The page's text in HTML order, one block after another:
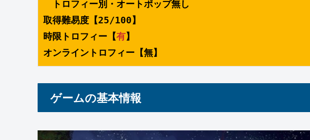
トロフィー別・オートポップ無し
取得難易度【25/100】
時限トロフィー【有】
オンライントロフィー【無】
ゲームの基本情報